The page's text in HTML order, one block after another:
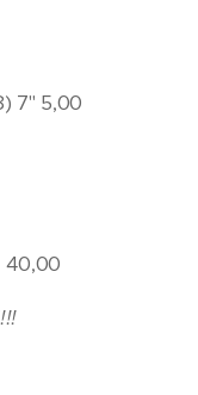
7" 5,00
40,00